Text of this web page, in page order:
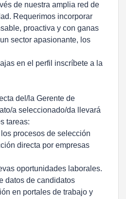
de nuestra amplia red de
Requerimos incorporar
proactiva y con ganas
sector apasionante, los
en el perfil inscríbete a la
del/la Gerente de
a seleccionado/da llevará
tareas:
procesos de selección
directa por empresas
oportunidades laborales.
datos de candidatos
en portales de trabajo y